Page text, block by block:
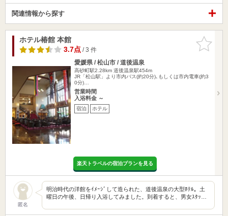
関連情報から探す
お気に入
りに追加
ホテル椿館 本館
3.7点/ 3 件
愛媛県 / 松山市 / 道後温泉
高砂町駅2.28km 道後温泉駅454m
JR「松山駅」より市内バス(約20分)､もしくは市内電車(約3
0分)…
営業時間
入浴料金 ～
宿泊 ホテル
楽天トラベルの宿泊プランを見る
匿名
明治時代の洋館をｲﾒｰｼﾞして造られた、道後温泉の大型ﾎﾃﾙ。土
曜日の午後、日帰り入浴してみました。到着すると、男女ｽﾀｯ…